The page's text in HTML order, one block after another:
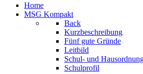
Home
MSG Kompakt
Back
Kurzbeschreibung
Fünf gute Gründe
Leitbild
Schul- und
Schulprofil